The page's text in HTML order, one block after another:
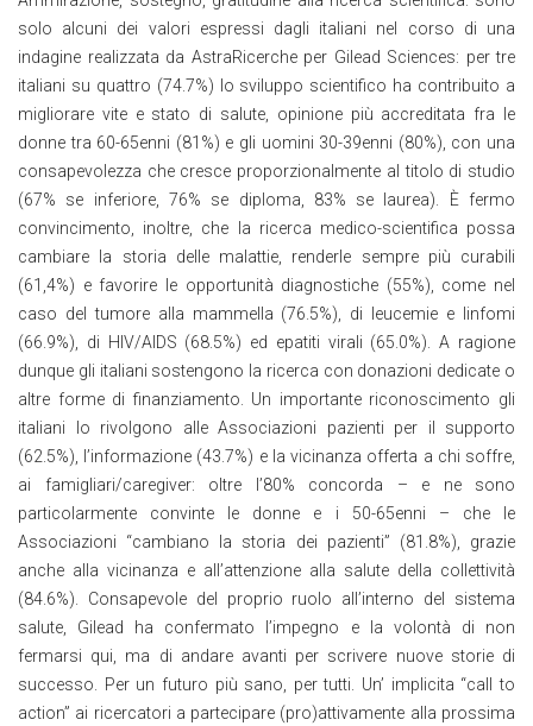
solo alcuni dei valori espressi dagli italiani nel corso di una
indagine realizzata da AstraRicerche per Gilead Sciences: per tre
italiani su quattro (74.7%) lo sviluppo scientifico ha contribuito a
migliorare vite e stato di salute, opinione più accreditata fra le
donne tra 60-65enni (81%) e gli uomini 30-39enni (80%), con una
consapevolezza che cresce proporzionalmente al titolo di studio
(67% se inferiore, 76% se diploma, 83% se laurea). È fermo
convincimento, inoltre, che la ricerca medico-scientifica possa
cambiare la storia delle malattie, renderle sempre più curabili
(61,4%) e favorire le opportunità diagnostiche (55%), come nel
caso del tumore alla mammella (76.5%), di leucemie e linfomi
(66.9%), di HIV/AIDS (68.5%) ed epatiti virali (65.0%). A ragione
dunque gli italiani sostengono la ricerca con donazioni dedicate o
altre forme di finanziamento. Un importante riconoscimento gli
italiani lo rivolgono alle Associazioni pazienti per il supporto
(62.5%), l’informazione (43.7%) e la vicinanza offerta a chi soffre,
ai famigliari/caregiver: oltre l’80% concorda – e ne sono
particolarmente convinte le donne e i 50-65enni – che le
Associazioni “cambiano la storia dei pazienti” (81.8%), grazie
anche alla vicinanza e all’attenzione alla salute della collettività
(84.6%). Consapevole del proprio ruolo all’interno del sistema
salute, Gilead ha confermato l’impegno e la volontà di non
fermarsi qui, ma di andare avanti per scrivere nuove storie di
successo. Per un futuro più sano, per tutti. Un’ implicita “call to
action” ai ricercatori a partecipare (pro)attivamente alla prossima